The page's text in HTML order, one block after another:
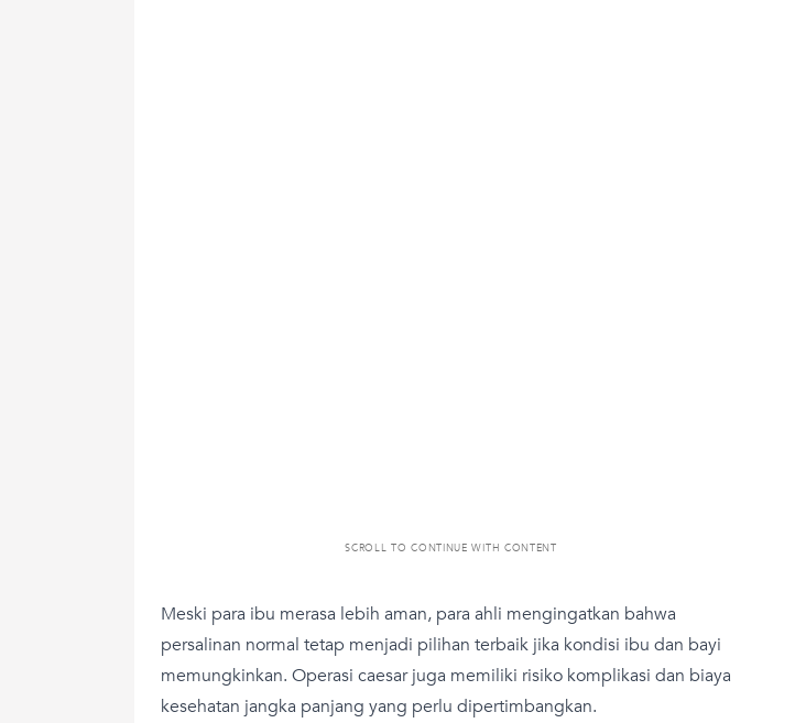
SCROLL TO CONTINUE WITH CONTENT
Meski para ibu merasa lebih aman, para ahli mengingatkan bahwa
persalinan normal tetap menjadi pilihan terbaik jika kondisi ibu dan bayi
memungkinkan. Operasi caesar juga memiliki risiko komplikasi dan biaya
kesehatan jangka panjang yang perlu dipertimbangkan.